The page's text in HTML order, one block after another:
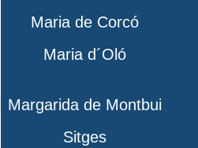
Maria de Corcó
Maria d´Oló
Margarida de Montbui
Sitges